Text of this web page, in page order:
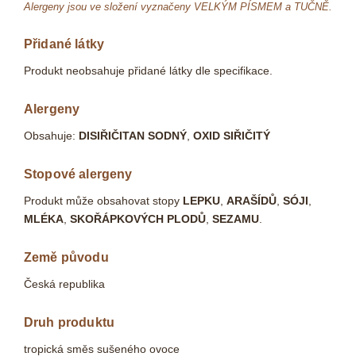
Alergeny jsou ve složení vyznačeny VELKÝM PÍSMEM a TUČNĚ.
Přidané látky
Produkt neobsahuje přidané látky dle specifikace.
Alergeny
Obsahuje: DISIŘIČITAN SODNÝ OXID SIŘIČITÝ
Stopové alergeny
Produkt může obsahovat stopy LEPKU ARAŠÍDŮ SÓJI
MLÉKA SKOŘÁPKOVÝCH PLODŮ SEZAMU
Země původu
Česká republika
Druh produktu
tropická směs sušeného ovoce